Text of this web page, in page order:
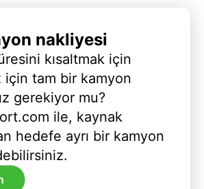
nakliyesi
kısaltmak için
için tam bir kamyon
gerekiyor mu?
ile, kaynak
hedefe ayrı bir kamyon